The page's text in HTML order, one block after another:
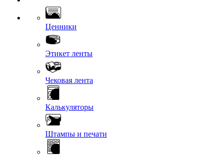
Ценники
Этикет ленты
Чековая лента
Калькуляторы
Штампы и печати